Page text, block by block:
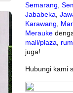
Semarang
Jababeka
Karawang
Merauke
mall/plaza
juga!
Hubungi kami